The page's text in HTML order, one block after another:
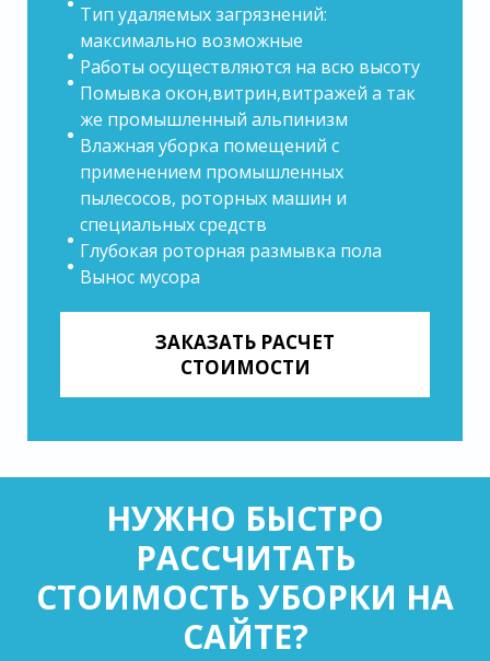
Тип удаляемых загрязнений:
максимально возможные
Работы осуществляются на всю высоту
Помывка окон,витрин,витражей а так
же промышленный альпинизм
Влажная уборка помещений с
применением промышленных
пылесосов, роторных машин и
специальных средств
Глубокая роторная размывка пола
Вынос мусора
ЗАКАЗАТЬ РАСЧЕТ
СТОИМОСТИ
НУЖНО БЫСТРО
РАССЧИТАТЬ
СТОИМОСТЬ УБОРКИ НА
САЙТЕ?